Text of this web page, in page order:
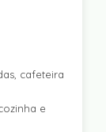
cafeteira
e